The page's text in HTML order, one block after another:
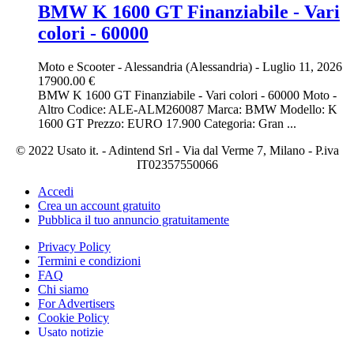
BMW K 1600 GT Finanziabile - Vari
colori - 60000
Moto e Scooter- Alessandria (Alessandria) - Luglio 11, 2026
17900.00 €
BMW K 1600 GT Finanziabile - Vari colori - 60000 Moto -
Altro Codice: ALE-ALM260087 Marca: BMW Modello: K
1600 GT Prezzo: EURO 17.900 Categoria: Gran ...
© 2022 Usato it. - Adintend Srl - Via dal Verme 7, Milano - P.iva
IT02357550066
Accedi
Crea un account gratuito
Pubblica il tuo annuncio gratuitamente
Privacy Policy
Termini e condizioni
FAQ
Chi siamo
For Advertisers
Cookie Policy
Usato notizie